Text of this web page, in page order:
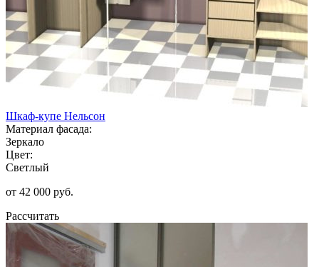
Шкаф-купе Нельсон
Материал фасада:
Зеркало
Цвет:
Светлый
от 42 000 руб.
Рассчитать